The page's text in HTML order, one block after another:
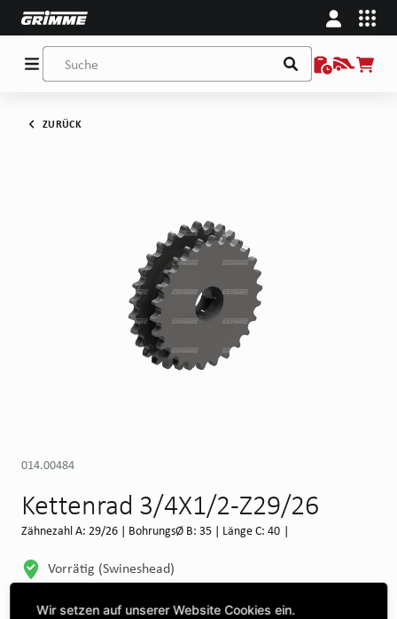
ZURÜCK
014.00484
Kettenrad 3/4X1/2-Z29/26
Zähnezahl A: 29/26 | BohrungsØ B: 35 | Länge C: 40 |
Vorrätig (Swineshead)
Wir setzen auf unserer Website Cookies ein.